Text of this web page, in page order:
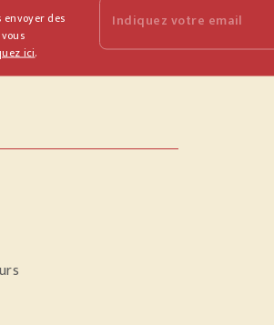
des
ici.
Indiquez votre email